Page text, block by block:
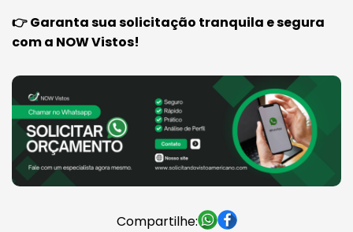
👉 Garanta sua solicitação tranquila e segura
com a NOW Vistos!
Compartilhe: